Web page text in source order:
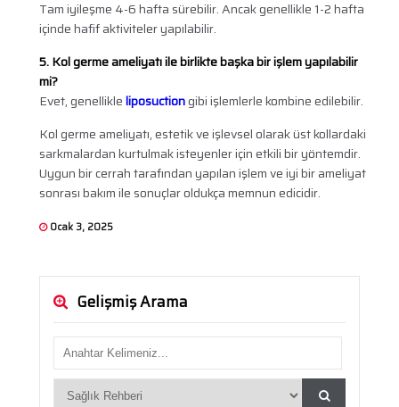
Tam iyileşme 4-6 hafta sürebilir. Ancak genellikle 1-2 hafta
içinde hafif aktiviteler yapılabilir.
5. Kol germe ameliyatı ile birlikte başka bir işlem yapılabilir
mi?
Evet, genellikleliposuctiongibi işlemlerle kombine edilebilir.
Kol germe ameliyatı, estetik ve işlevsel olarak üst kollardaki
sarkmalardan kurtulmak isteyenler için etkili bir yöntemdir.
Uygun bir cerrah tarafından yapılan işlem ve iyi bir ameliyat
sonrası bakım ile sonuçlar oldukça memnun edicidir.
Ocak 3, 2025
Gelişmiş Arama